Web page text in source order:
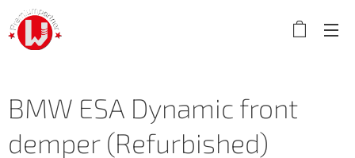
BMW ESA Dynamic front
demper (Refurbished)